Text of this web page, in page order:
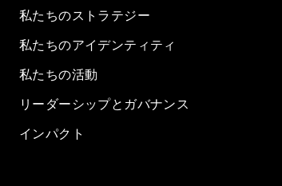
私たちのストラテジー
私たちのアイデンティティ
私たちの活動
リーダーシップとガバナンス
インパクト